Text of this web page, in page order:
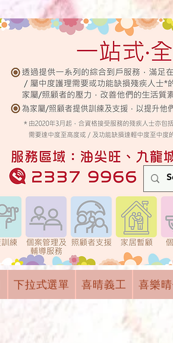
下拉式選單 喜晴義工 喜樂